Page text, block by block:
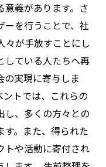
義があります。さ
ーを行うことで、社
々が手放すことにし
している人たちへ再
の実現に寄与しま
トでは、これらの
し、多くの方々との
す。また、得られた
トや活動に寄付され